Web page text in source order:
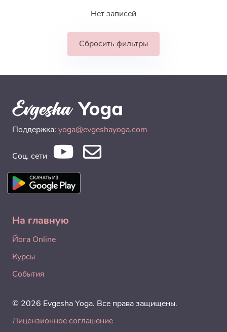
Нет записей
Сбросить фильтры
Поддержка: yoga@evgeshayoga.com
Соц. сети
На главную
Йога Online
Курсы
События
© 2026 Evgesha Yoga. Все права защищены.
Лицензионное соглашение